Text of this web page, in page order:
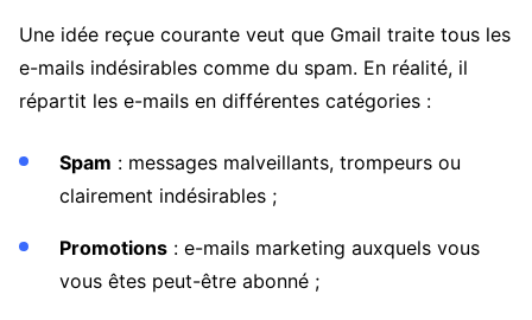
Une idée reçue courante veut que Gmail traite tous les
e-mails indésirables comme du spam. En réalité, il
répartit les e-mails en différentes catégories :
Spam : messages malveillants, trompeurs ou
clairement indésirables ;
Promotions : e-mails marketing auxquels vous
vous êtes peut-être abonné ;